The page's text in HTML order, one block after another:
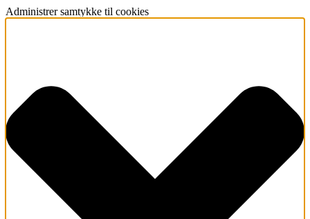
Administrer samtykke til cookies